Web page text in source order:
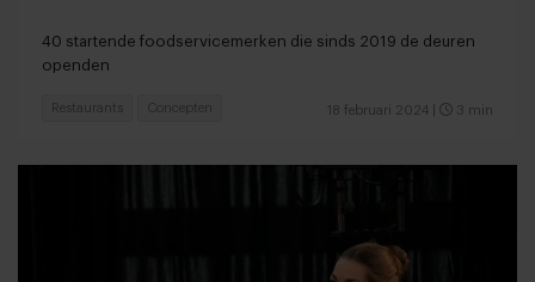
40 startende foodservicemerken die sinds 2019 de deuren
openden
18 februari 2024 3 min
Restaurants Concepten